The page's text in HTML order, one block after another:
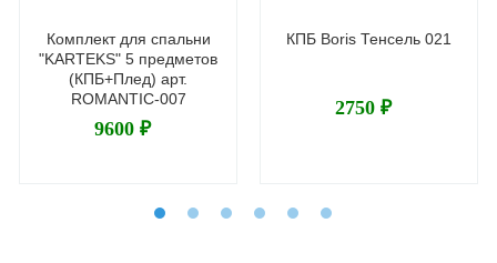
Комплект для спальни
"KARTEKS" 5 предметов
(КПБ+Плед) арт.
ROMANTIС-007
9600 ₽
КПБ Boris Тенсель 021
2750 ₽